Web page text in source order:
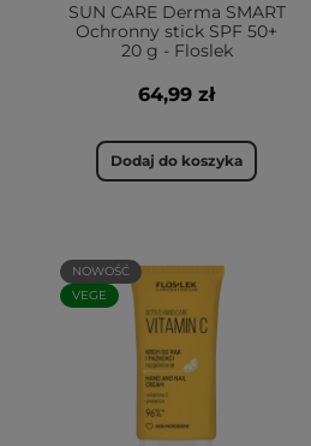
SUN CARE Derma SMART
Ochronny stick SPF 50+
20 g - Floslek
64,99 zł
Dodaj do koszyka
NOWOŚĆ
VEGE